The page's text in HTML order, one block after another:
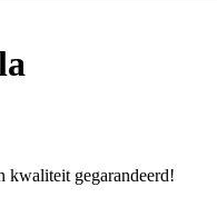
kwaliteit gegarandeerd!